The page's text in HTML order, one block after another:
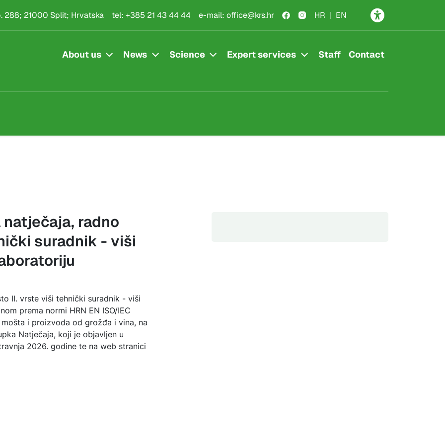
288; 21000 Split; Hrvatska tel: +385 21 43 44 44 e-mail: office@krs.hr HR EN
About us News Science Expert services Staff Contact
radno
suradnik - viši
II. vrste viši tehnički suradnik - viši
prema normi HRN EN ISO/IEC
i proizvoda od grožđa i vina, na
Natječaja, koji je objavljen u
2026. godine te na web stranici